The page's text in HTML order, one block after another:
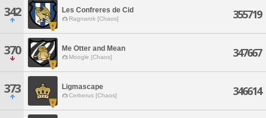
342 Les Confreres de Cid
Ragnarok [Chaos] 355719
370 Me Otter and Mean
Moogle [Chaos] 347667
373 Ligmascape
Cerberus [Chaos] 346614